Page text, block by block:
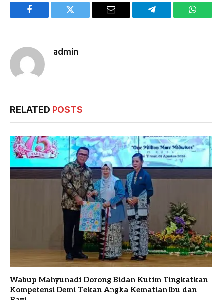
Facebook Twitter Email Telegram
admin
RELATED POSTS
Wabup Mahyunadi Dorong Bidan Kutim Tingkatkan
Kompetensi Demi Tekan Angka Kematian Ibu dan